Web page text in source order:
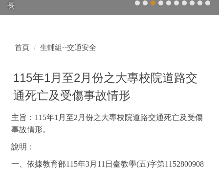
長
首頁 生輔組--交通安全
115年1月至2月份之大專校院道路交
通死亡及受傷事故情形
主旨：115年1月至2月份之大專校院道路交通死亡及受傷
事故情形。
說明：
一、依據教育部115年3月11日臺教學(五)字第1152800908